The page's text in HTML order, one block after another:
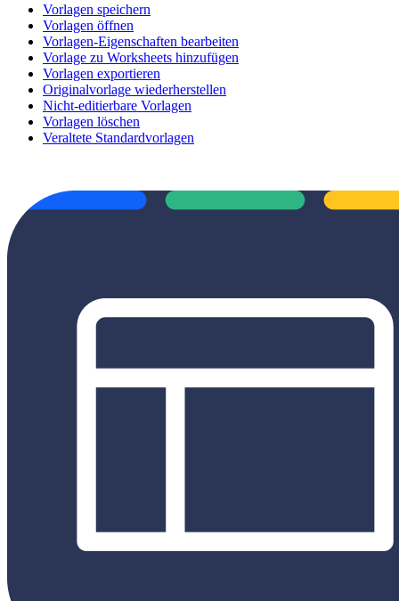
Vorlagen speichern
Vorlagen öffnen
Vorlagen-Eigenschaften bearbeiten
Vorlage zu Worksheets hinzufügen
Vorlagen exportieren
Originalvorlage wiederherstellen
Nicht-editierbare Vorlagen
Vorlagen löschen
Veraltete Standardvorlagen